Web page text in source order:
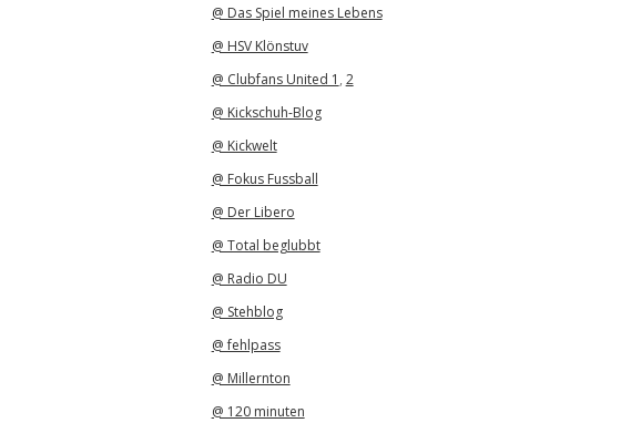
@ Das Spiel meines Lebens
@ HSV Klönstuv
@ Clubfans United 1 , 2
@ Kickschuh-Blog
@ Kickwelt
@ Fokus Fussball
@ Der Libero
@ Total beglubbt
@ Radio DU
@ Stehblog
@ fehlpass
@ Millernton
@ 120 minuten